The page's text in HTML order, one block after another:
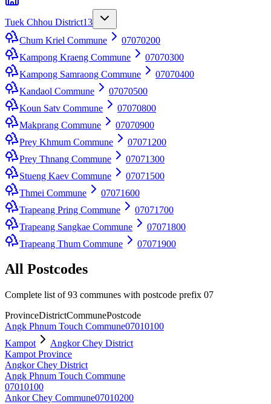
Tuek Chhou District13
Chum Kriel Commune
07070200
Kampong Kraeng Commune
07070300
Kampong Samraong Commune
07070400
Kandaol Commune
07070500
Koun Satv Commune
07070800
Makprang Commune
07070900
Prey Khmum Commune
07071200
Prey Thnang Commune
07071300
Stueng Kaev Commune
07071500
Thmei Commune
07071600
Trapeang Pring Commune
07071700
Trapeang Sangkae Commune
07071800
Trapeang Thum Commune
07071900
All Postcodes
Complete list of 93 communes with postcode prefix 07
ProvinceDistrictCommunePostcode
Angk Phnum Touch Commune07010100
Kampot
Angkor Chey District
Kampot Province
Angkor Chey District
Angk Phnum Touch Commune
07010100
Ankor Chey Commune07010200